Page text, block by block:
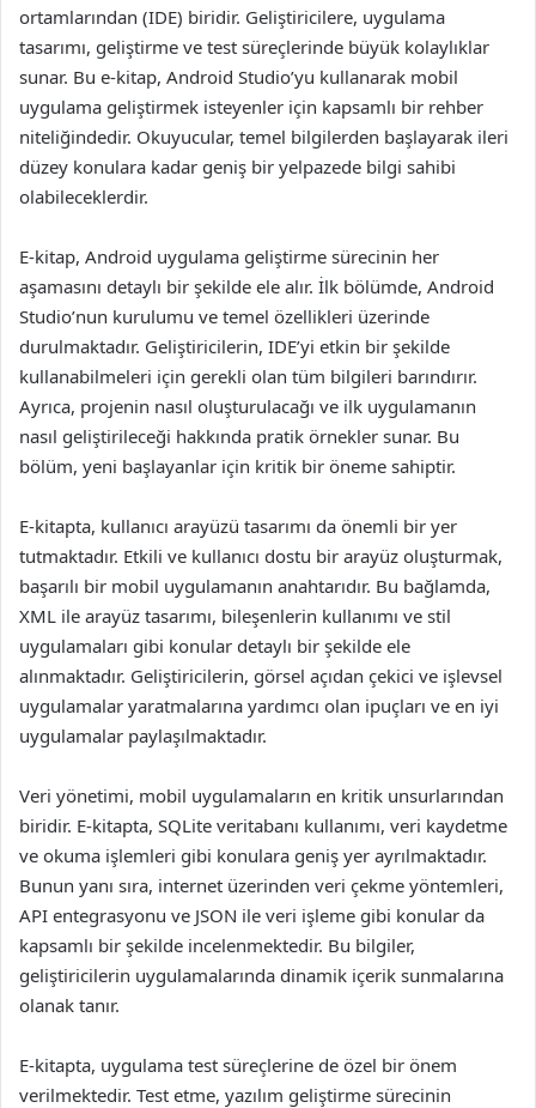
ortamlarından (IDE) biridir. Geliştiricilere, uygulama
tasarımı, geliştirme ve test süreçlerinde büyük kolaylıklar
sunar. Bu e-kitap, Android Studio’yu kullanarak mobil
uygulama geliştirmek isteyenler için kapsamlı bir rehber
niteliğindedir. Okuyucular, temel bilgilerden başlayarak ileri
düzey konulara kadar geniş bir yelpazede bilgi sahibi
olabileceklerdir.
E-kitap, Android uygulama geliştirme sürecinin her
aşamasını detaylı bir şekilde ele alır. İlk bölümde, Android
Studio’nun kurulumu ve temel özellikleri üzerinde
durulmaktadır. Geliştiricilerin, IDE’yi etkin bir şekilde
kullanabilmeleri için gerekli olan tüm bilgileri barındırır.
Ayrıca, projenin nasıl oluşturulacağı ve ilk uygulamanın
nasıl geliştirileceği hakkında pratik örnekler sunar. Bu
bölüm, yeni başlayanlar için kritik bir öneme sahiptir.
E-kitapta, kullanıcı arayüzü tasarımı da önemli bir yer
tutmaktadır. Etkili ve kullanıcı dostu bir arayüz oluşturmak,
başarılı bir mobil uygulamanın anahtarıdır. Bu bağlamda,
XML ile arayüz tasarımı, bileşenlerin kullanımı ve stil
uygulamaları gibi konular detaylı bir şekilde ele
alınmaktadır. Geliştiricilerin, görsel açıdan çekici ve işlevsel
uygulamalar yaratmalarına yardımcı olan ipuçları ve en iyi
uygulamalar paylaşılmaktadır.
Veri yönetimi, mobil uygulamaların en kritik unsurlarından
biridir. E-kitapta, SQLite veritabanı kullanımı, veri kaydetme
ve okuma işlemleri gibi konulara geniş yer ayrılmaktadır.
Bunun yanı sıra, internet üzerinden veri çekme yöntemleri,
API entegrasyonu ve JSON ile veri işleme gibi konular da
kapsamlı bir şekilde incelenmektedir. Bu bilgiler,
geliştiricilerin uygulamalarında dinamik içerik sunmalarına
olanak tanır.
E-kitapta, uygulama test süreçlerine de özel bir önem
verilmektedir. Test etme, yazılım geliştirme sürecinin